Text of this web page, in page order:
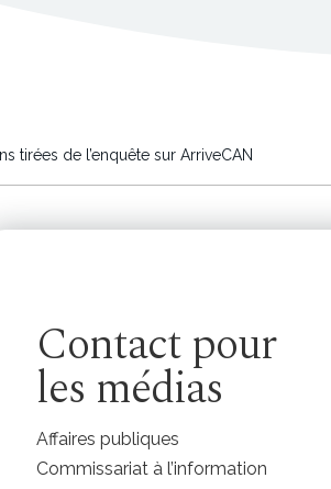
tirées de l’enquête sur ArriveCAN
Contact pour
les médias
Affaires publiques
Commissariat à l’information